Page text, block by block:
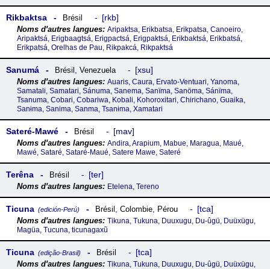
Rikbaktsa Brésil rkb
Aripaktsa, Erikbatsa, Erikpatsa, Canoeiro,
Aripaktsá, Erigbaagtsá, Erigpactsá, Erigpaktsá, Erikbaktsá, Erikbatsá,
Erikpatsá, Orelhas de Pau, Rikpakcá, Rikpaktsá
Sanumá Brésil , Venezuela xsu
Auaris, Caura, Ervato-Ventuari, Yanoma,
Samatali, Samatari, Sánuma, Sanema, Sanïma, Sanöma, Sánïma,
Tsanuma, Cobari, Cobariwa, Kobali, Kohoroxitari, Chirichano, Guaika,
Sanɨma, Sanima, Sanma, Tsanɨma, Xamatari
Sateré-Mawé Brésil mav
Andira, Arapium, Mabue, Maragua, Maué,
Mawé, Sataré, Sataré-Maué, Satere Mawe, Sateré
Terêna Brésil ter
Etelena, Tereno
Ticuna (edición-Perú) Brésil , Colombie, Pérou tca
Tikuna, Tukuna, Duuxugu, Du-ûgü, Duüxügu,
Magüa, Tucuna, ticunagaxũ
Ticuna (edição-Brasil) Brésil tca
Tikuna, Tukuna, Duuxugu, Du-ûgü, Duüxügu,